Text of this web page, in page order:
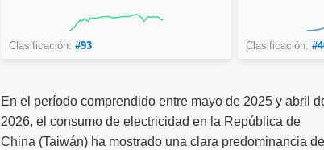
Clasificación: #93 Clasificación:
En el período comprendido entre mayo de 2025 y abril
2026, el consumo de electricidad en la República de
China (Taiwán) ha mostrado una clara predominancia de